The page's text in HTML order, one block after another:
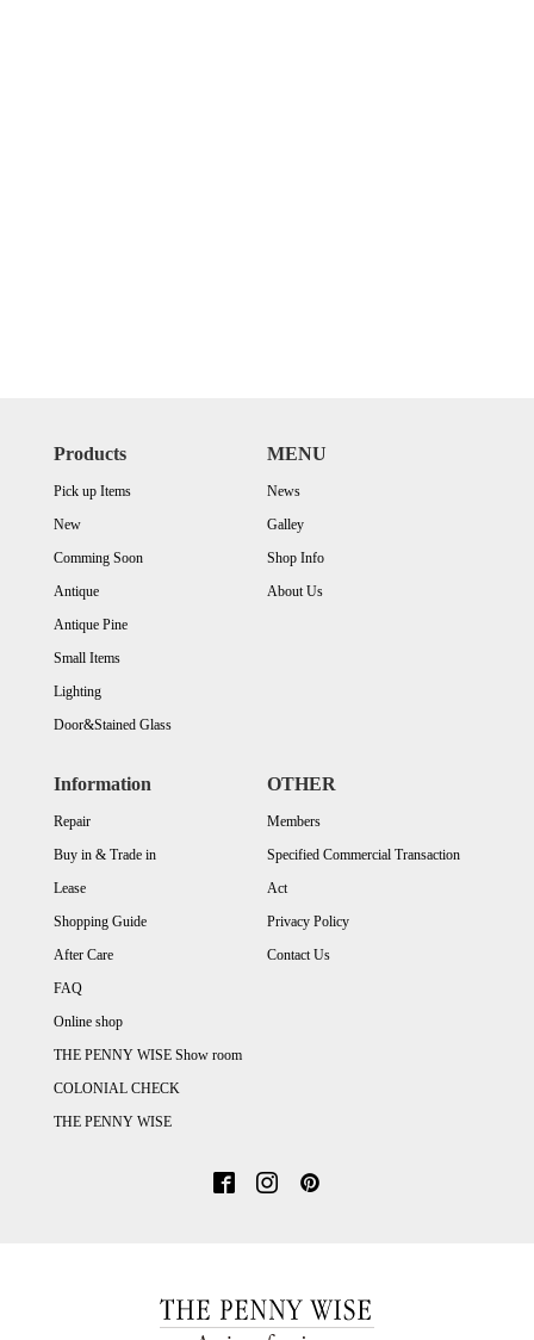
Products
Pick up Items
New
Comming Soon
Antique
Antique Pine
Small Items
Lighting
Door&Stained Glass
MENU
News
Galley
Shop Info
About Us
Information
Repair
Buy in & Trade in
Lease
Shopping Guide
After Care
FAQ
Online shop
THE PENNY WISE Show room
COLONIAL CHECK
THE PENNY WISE
OTHER
Members
Specified Commercial Transaction
Act
Privacy Policy
Contact Us